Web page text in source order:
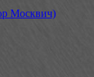
Москвич)